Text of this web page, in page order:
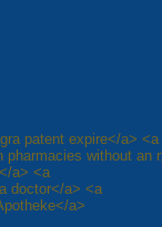
patent expire</a> <a
pharmacies without an
a> <a
doctor</a> <a
a>